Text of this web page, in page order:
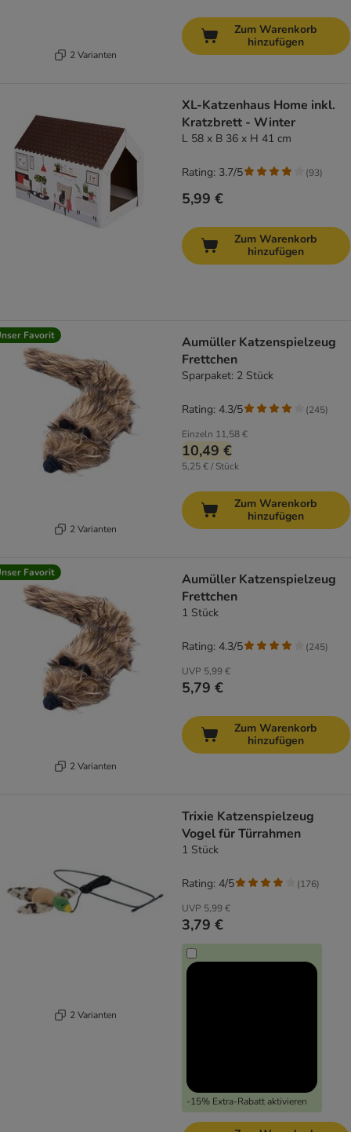
2 Varianten
Zum Warenkorb
hinzufügen
XL-Katzenhaus Home inkl.
Kratzbrett - Winter
L 58 x B 36 x H 41 cm
5,99 €
Rating: 3.7/5 (93)
Zum Warenkorb
hinzufügen
Favorit
2 Varianten
Aumüller Katzenspielzeug
Frettchen
Sparpaket: 2 Stück
Einzeln 11,58 €
10,49 €
5,25 € / Stück
Rating: 4.3/5 (245)
Zum Warenkorb
hinzufügen
Favorit
2 Varianten
Aumüller Katzenspielzeug
Frettchen
1 Stück
UVP 5,99 €
5,79 €
Rating: 4.3/5 (245)
Zum Warenkorb
hinzufügen
2 Varianten
Trixie Katzenspielzeug
Vogel für Türrahmen
1 Stück
UVP 5,99 €
3,79 €
-15% Extra-Rabatt aktivieren
Rating: 4/5 (176)